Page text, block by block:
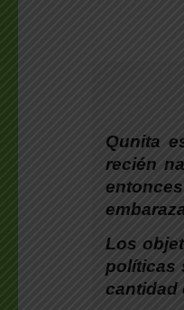
Qunita
recién
Los
políticas
cantidad